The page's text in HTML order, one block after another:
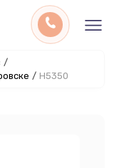
/
/ H5350